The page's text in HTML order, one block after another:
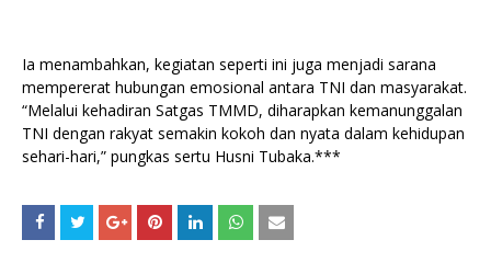
Ia menambahkan, kegiatan seperti ini juga menjadi sarana
mempererat hubungan emosional antara TNI dan masyarakat.
“Melalui kehadiran Satgas TMMD, diharapkan kemanunggalan
TNI dengan rakyat semakin kokoh dan nyata dalam kehidupan
sehari-hari,” pungkas sertu Husni Tubaka.***